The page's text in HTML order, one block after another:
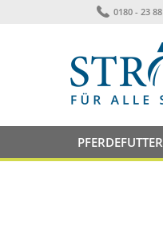
0180 - 23
PFERDEFUTTER